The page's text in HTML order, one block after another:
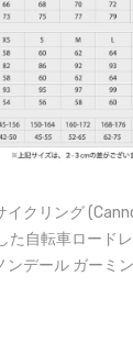
イクリング
た自転車ロード
デール ガーミ